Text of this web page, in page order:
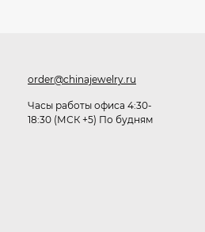
512,30 ₽
339₽
order@chinajewelry.ru
Часы работы офиса 4:30-
18:30 (МСК +5) По будням